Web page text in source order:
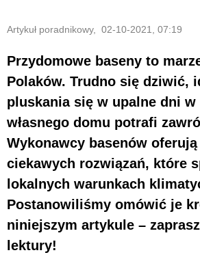
Artykuł poradnikowy, 02-10-2021, 07:19
Przydomowe baseny to
Polaków. Trudno się dziwić,
pluskania się w upalne dni w
własnego domu potrafi
Wykonawcy basenów
ciekawych rozwiązań, które
lokalnych warunkach
Postanowiliśmy omówić je
niniejszym artykule –
lektury!